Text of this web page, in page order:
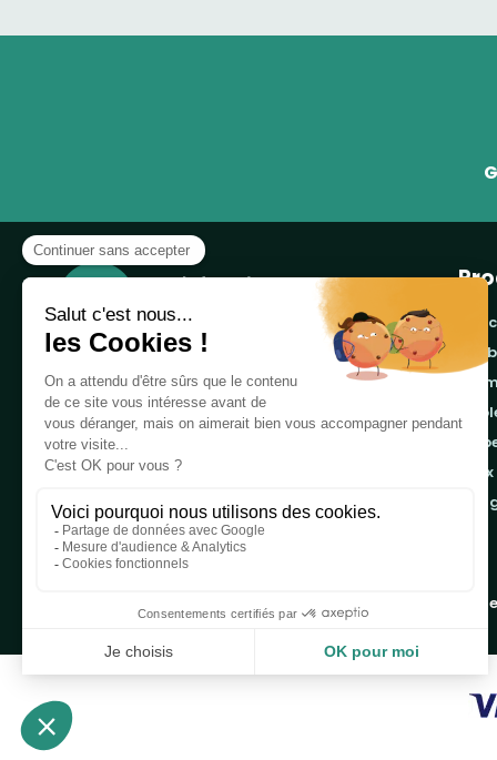
Notre boutique, spécialisée dans la vente de
table de pique-nique et de plein air, est
principalement adressée aux collectvités, aux
entreprises privées et publiques et au
associations.
Infos et contact au 04 86 84 05 81
Table de Pique-nique une marque